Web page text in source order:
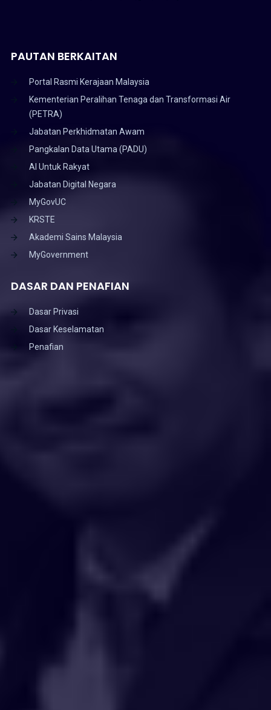
PAUTAN BERKAITAN
Portal Rasmi Kerajaan Malaysia
Kementerian Peralihan Tenaga dan Transformasi Air
(PETRA)
Jabatan Perkhidmatan Awam
Pangkalan Data Utama (PADU)
AI Untuk Rakyat
Jabatan Digital Negara
MyGovUC
KRSTE
Akademi Sains Malaysia
MyGovernment
DASAR DAN PENAFIAN
Dasar Privasi
Dasar Keselamatan
Penafian